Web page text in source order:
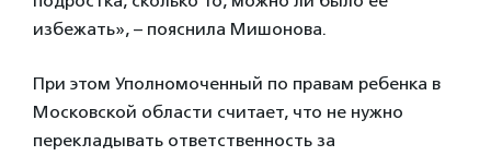
избежать», – пояснила Мишонова.
При этом Уполномоченный по правам ребенка в
Московской области считает, что не нужно
перекладывать ответственность за